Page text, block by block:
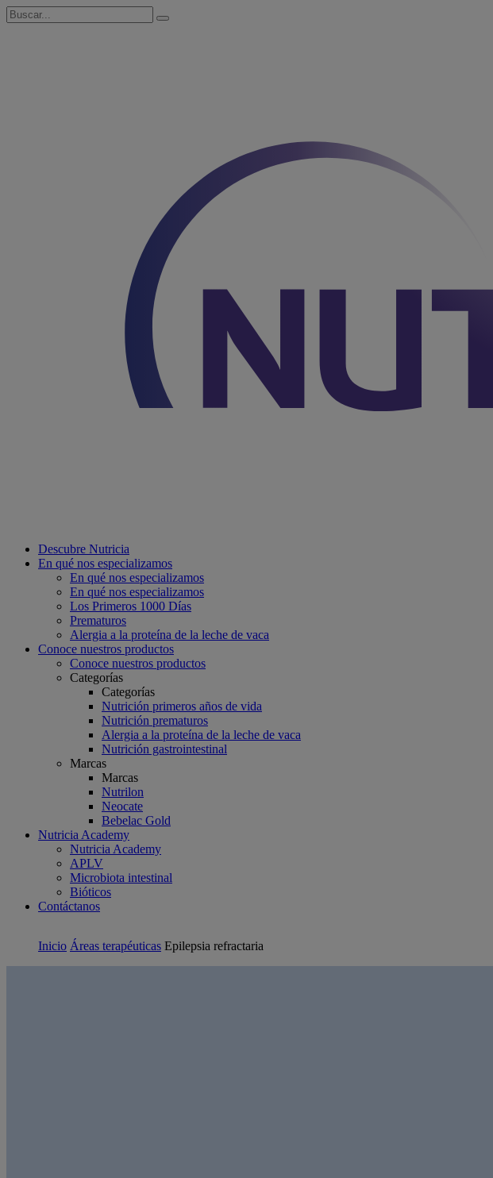
Descubre Nutricia
En qué nos especializamos
En qué nos especializamos
En qué nos especializamos
Los Primeros 1000 Días
Prematuros
Alergia a la proteína de la leche de vaca
Conoce nuestros productos
Conoce nuestros productos
Categorías
Categorías
Nutrición primeros años de vida
Nutrición prematuros
Alergia a la proteína de la leche de vaca
Nutrición gastrointestinal
Marcas
Marcas
Nutrilon
Neocate
Bebelac Gold
Nutricia Academy
Nutricia Academy
APLV
Microbiota intestinal
Bióticos
Contáctanos
Inicio Áreas terapéuticas Epilepsia refractaria